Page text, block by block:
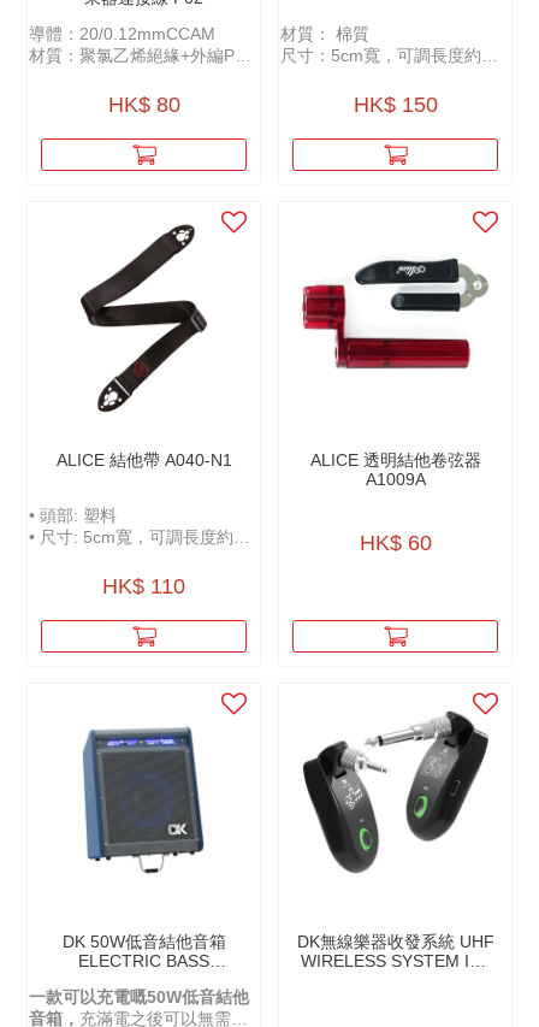
導體：20/0.12mmCCAM
材質：聚氯乙烯絕緣+外編PP
長度：27cm（含頭）
HK$ 80
材質： 棉質
尺寸：5cm寬，可調長度約
可放置PickHK$ 150
ALICE 結他帶 A040-N1
• 頭部: 塑料
• 尺寸: 5cm寬，可調長度約
• 可放置撥片HK$ 110
ALICE 透明結他卷弦器
A1009A
HK$ 60
DK 50W低音結他音箱
ELECTRIC BASS
一款可以充電嘅50W低音結他
音箱， 充滿電之後可以無需插
DK無線樂器收發系統 UHF
WIRELESS SYSTEM IW-